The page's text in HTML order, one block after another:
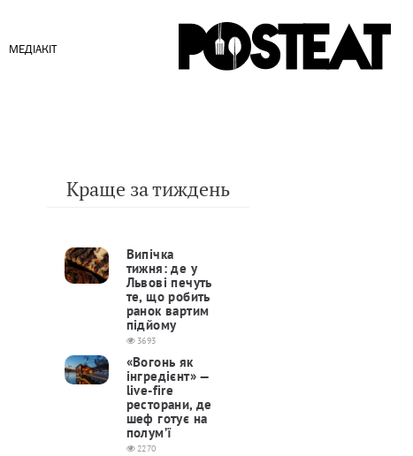
МЕДІАКІТ
Краще за тиждень
Випічка
тижня: де у
Львові печуть
те, що робить
ранок вартим
підйому
3693
«Вогонь як
інгредієнт» —
live-fire
ресторани, де
шеф готує на
полум’ї
2270